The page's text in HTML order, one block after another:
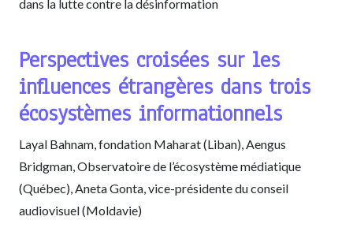
dans la lutte contre la désinformation
Perspectives croisées sur les
influences étrangères dans trois
écosystèmes informationnels
Layal Bahnam, fondation Maharat (Liban), Aengus
Bridgman, Observatoire de l’écosystème médiatique
(Québec), Aneta Gonta, vice-présidente du conseil
audiovisuel (Moldavie)